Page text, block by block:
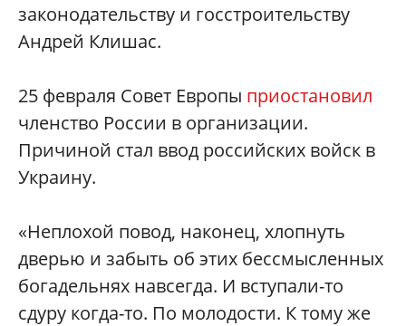
законодательству и госстроительству
Андрей Клишас.
25 февраля Совет Европы приостановил
членство России в организации.
Причиной стал ввод российских войск в
Украину.
«Неплохой повод, наконец, хлопнуть
дверью и забыть об этих бессмысленных
богадельнях навсегда. И вступали-то
сдуру когда-то. По молодости. К тому же